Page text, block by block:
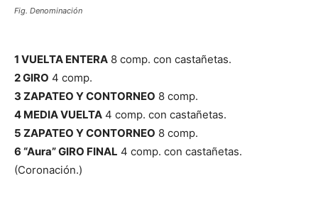
Fig. Denominación
1 VUELTA ENTERA 8 comp. con castañetas.
2 GIRO 4 comp.
3 ZAPATEO Y CONTORNEO 8 comp.
4 MEDIA VUELTA 4 comp. con castañetas.
5 ZAPATEO Y CONTORNEO 8 comp.
6 “Aura” GIRO FINAL 4 comp. con castañetas.
(Coronación.)